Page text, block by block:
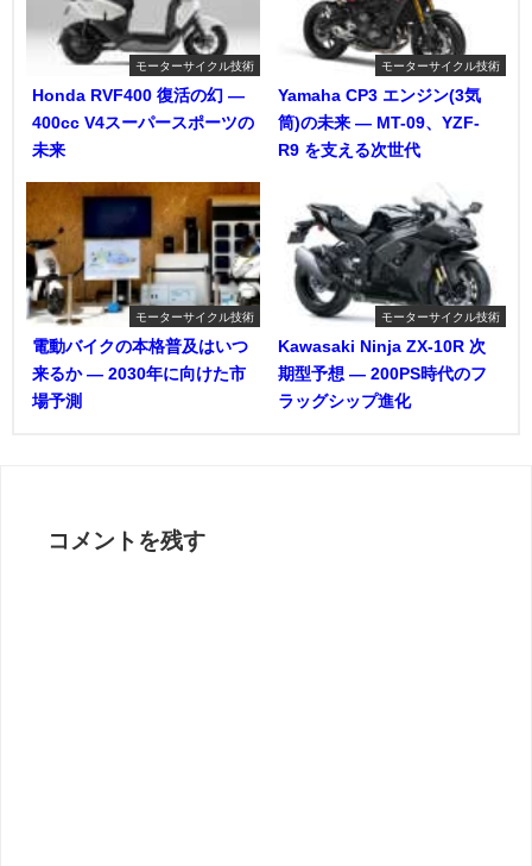
モーターサイクル技術
Honda RVF400 復活の幻 ―
400cc V4スーパースポーツの
未来
モーターサイクル技術
Yamaha CP3 エンジン(3気
筒)の未来 ― MT-09、YZF-
R9 を支える次世代
モーターサイクル技術
電動バイクの本格普及はいつ
来るか ― 2030年に向けた市
場予測
モーターサイクル技術
Kawasaki Ninja ZX-10R 次
期型予想 ― 200PS時代のフ
ラッグシップ進化
コメントを残す